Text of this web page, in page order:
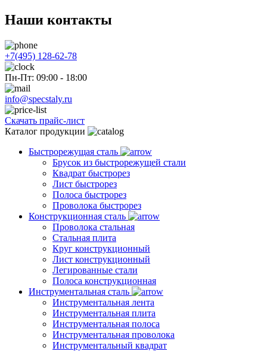
Наши контакты
+7(495) 128-62-78
Пн-Пт: 09:00 - 18:00
info@specstaly.ru
Скачать прайс-лист
Каталог продукции
Быстрорежущая сталь
Брусок из быстрорежущей стали
Квадрат быстрорез
Лист быстрорез
Полоса быстрорез
Проволока быстрорез
Конструкционная сталь
Проволока стальная
Стальная плита
Круг конструкционный
Лист конструкционный
Легированные стали
Полоса конструкционная
Инструментальная сталь
Инструментальная лента
Инструментальная плита
Инструментальная полоса
Инструментальная проволока
Инструментальный квадрат